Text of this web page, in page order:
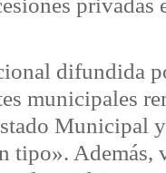
difundida
municipales
Municipal
tipo». Además,